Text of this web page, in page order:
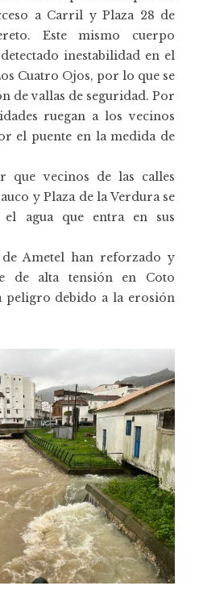
a Carril y Plaza 28 de
Este mismo cuerpo
inestabilidad en el
Cuatro Ojos, por lo que se
de vallas de seguridad. Por
ruegan a los vecinos
el puente en la medida de
que vecinos de las calles
y Plaza de la Verdura se
el agua que entra en sus
Ametel han reforzado y
de alta tensión en Coto
peligro debido a la erosión